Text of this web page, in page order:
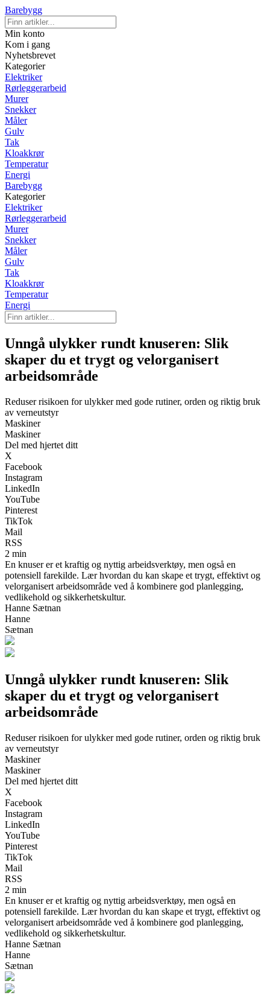
Barebygg
Min konto
Kom i gang
Nyhetsbrevet
Kategorier
Elektriker
Rørleggerarbeid
Murer
Snekker
Måler
Gulv
Tak
Kloakkrør
Temperatur
Energi
Barebygg
Kategorier
Elektriker
Rørleggerarbeid
Murer
Snekker
Måler
Gulv
Tak
Kloakkrør
Temperatur
Energi
Unngå ulykker rundt knuseren: Slik
skaper du et trygt og velorganisert
arbeidsområde
Reduser risikoen for ulykker med gode rutiner, orden og riktig bruk
av verneutstyr
Maskiner
Maskiner
Del med hjertet ditt
X
Facebook
Instagram
LinkedIn
YouTube
Pinterest
TikTok
Mail
RSS
2 min
En knuser er et kraftig og nyttig arbeidsverktøy, men også en
potensiell farekilde. Lær hvordan du kan skape et trygt, effektivt og
velorganisert arbeidsområde ved å kombinere god planlegging,
vedlikehold og sikkerhetskultur.
Hanne Sætnan
Hanne
Sætnan
Unngå ulykker rundt knuseren: Slik
skaper du et trygt og velorganisert
arbeidsområde
Reduser risikoen for ulykker med gode rutiner, orden og riktig bruk
av verneutstyr
Maskiner
Maskiner
Del med hjertet ditt
X
Facebook
Instagram
LinkedIn
YouTube
Pinterest
TikTok
Mail
RSS
2 min
En knuser er et kraftig og nyttig arbeidsverktøy, men også en
potensiell farekilde. Lær hvordan du kan skape et trygt, effektivt og
velorganisert arbeidsområde ved å kombinere god planlegging,
vedlikehold og sikkerhetskultur.
Hanne Sætnan
Hanne
Sætnan